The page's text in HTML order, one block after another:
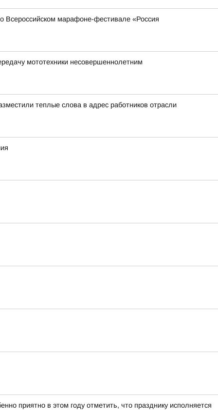
Всероссийском марафоне-фестивале «Россия
мототехники несовершеннолетним
теплые слова в адрес работников отрасли
приятно в этом году отметить, что празднику исполняется